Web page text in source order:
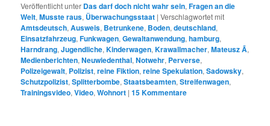
Veröffentlicht unter Das darf doch nicht wahr sein,Fragen an die
Welt,Musste raus, Überwachungsstaat |Verschlagwortet mit
Amtsdeutsch,Ausweis, Betrunkene, Boden,deutschland,
Einsatzfahrzeug,Funkwagen,Gewaltanwendung,hamburg,
Harndrang,Jugendliche,Kinderwagen,Krawallmacher,Mateusz Ã,
Medienberichten,Neuwiedenthal,Notwehr, Perverse,
Polizeigewalt, Polizist,reine Fiktion,reine Spekulation,Sadowsky,
Schutzpolizist,Splitterbombe,Staatsbeamten,Streifenwagen,
Trainingsvideo,Video,Wohnort |15Kommentare